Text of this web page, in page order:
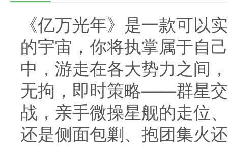
《亿万光年》是一款可以
的宇宙，你将执掌属于自
中，游走在各大势力之间
无拘，即时策略——群星
战，亲手微操星舰的走位
还是侧面包剿、抱团集火